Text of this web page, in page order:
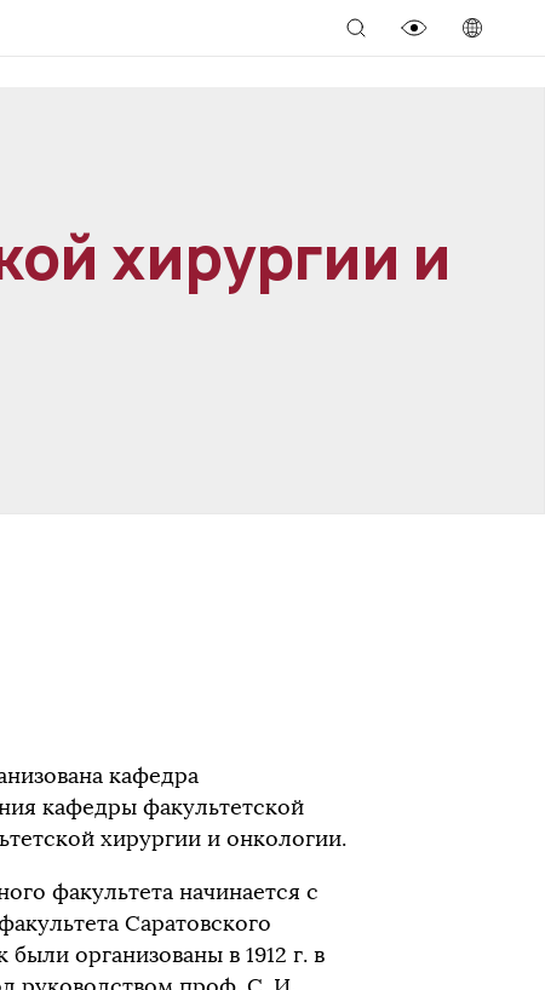
хирургии и
кафедра
кафедры факультетской
хирургии и онкологии.
факультета начинается с
Саратовского
организованы в 1912 г. в